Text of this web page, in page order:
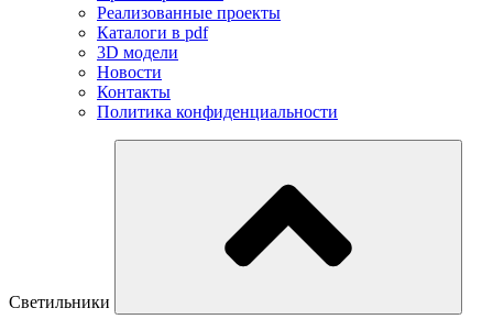
Реализованные проекты
Каталоги в pdf
3D модели
Новости
Контакты
Политика конфиденциальности
Светильники